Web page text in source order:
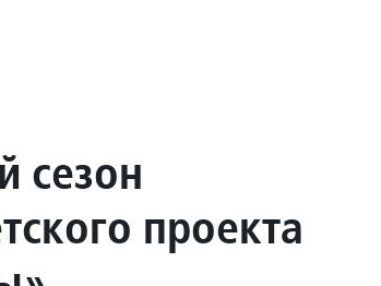
сезон
проекта